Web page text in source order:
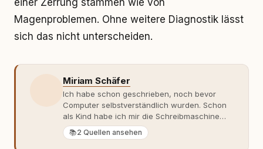
einer Zerrung stammen wie von
Magenproblemen. Ohne weitere Diagnostik lässt
sich das nicht unterscheiden.
Miriam Schäfer
Ich habe schon geschrieben, noch bevor
Computer selbstverständlich wurden. Schon
als Kind habe ich mir die Schreibmaschine
meiner Eltern geschnappt und drauflos
getippt: Geschichten, Beobachtungen,
📚2 Quellen ansehen